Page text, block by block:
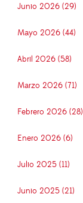
Junio 2026 (29)
Mayo 2026 (44)
Abril 2026 (58)
Marzo 2026 (71)
Febrero 2026 (28)
Enero 2026 (6)
Julio 2025 (11)
Junio 2025 (21)